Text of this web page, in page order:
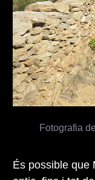
Fotografia
És possible que